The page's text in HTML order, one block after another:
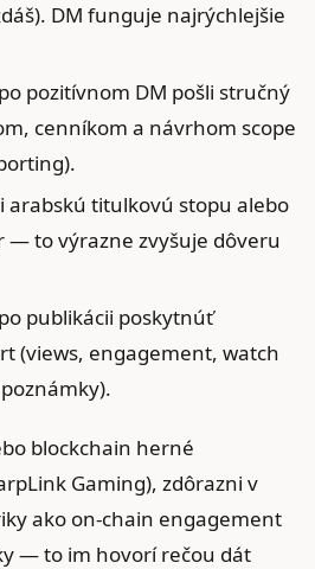
DM funguje najrýchlejšie
pozitívnom DM pošli stručný
cenníkom a návrhom scope
arabskú titulkovú stopu alebo
— to výrazne zvyšuje dôveru
publikácii poskytnúť
(views, engagement, watch
blockchain herné
Gaming), zdôrazni v
ako on‑chain engagement
— to im hovorí rečou dát